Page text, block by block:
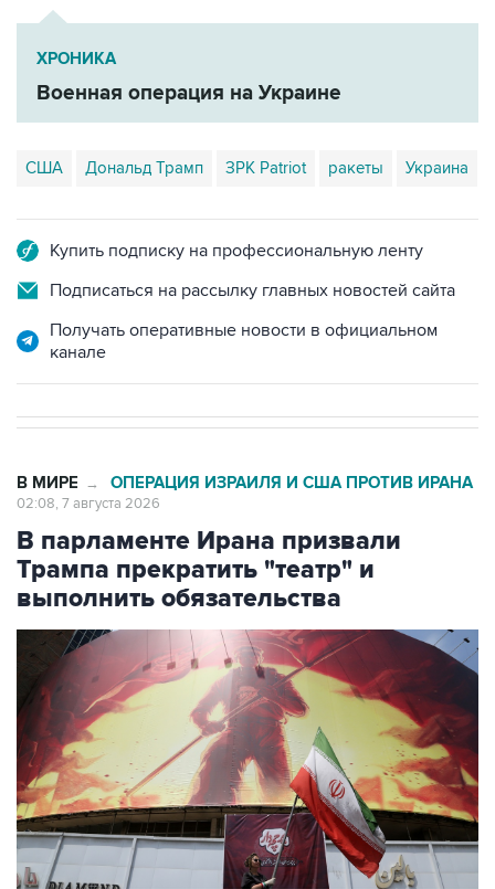
ХРОНИКА
Военная операция на Украине
США Дональд Трамп ЗРК Patriot ракеты Украина
Купить подписку на профессиональную ленту
Подписаться на рассылку главных новостей сайта
Получать оперативные новости в официальном
канале
В МИРЕ → ОПЕРАЦИЯ ИЗРАИЛЯ И США ПРОТИВ ИРАНА
02:08, 7 августа 2026
В парламенте Ирана призвали
Трампа прекратить "театр" и
выполнить обязательства